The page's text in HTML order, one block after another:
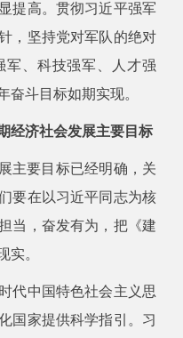
提高。贯彻习近平强军
，坚持党对军队的绝对
军、科技强军、人才强
奋斗目标如期实现。
经济社会发展主要目标
主要目标已经明确，关
要在以习近平同志为核
当，奋发有为，把《建
实。
代中国特色社会主义思
国家提供科学指引。习